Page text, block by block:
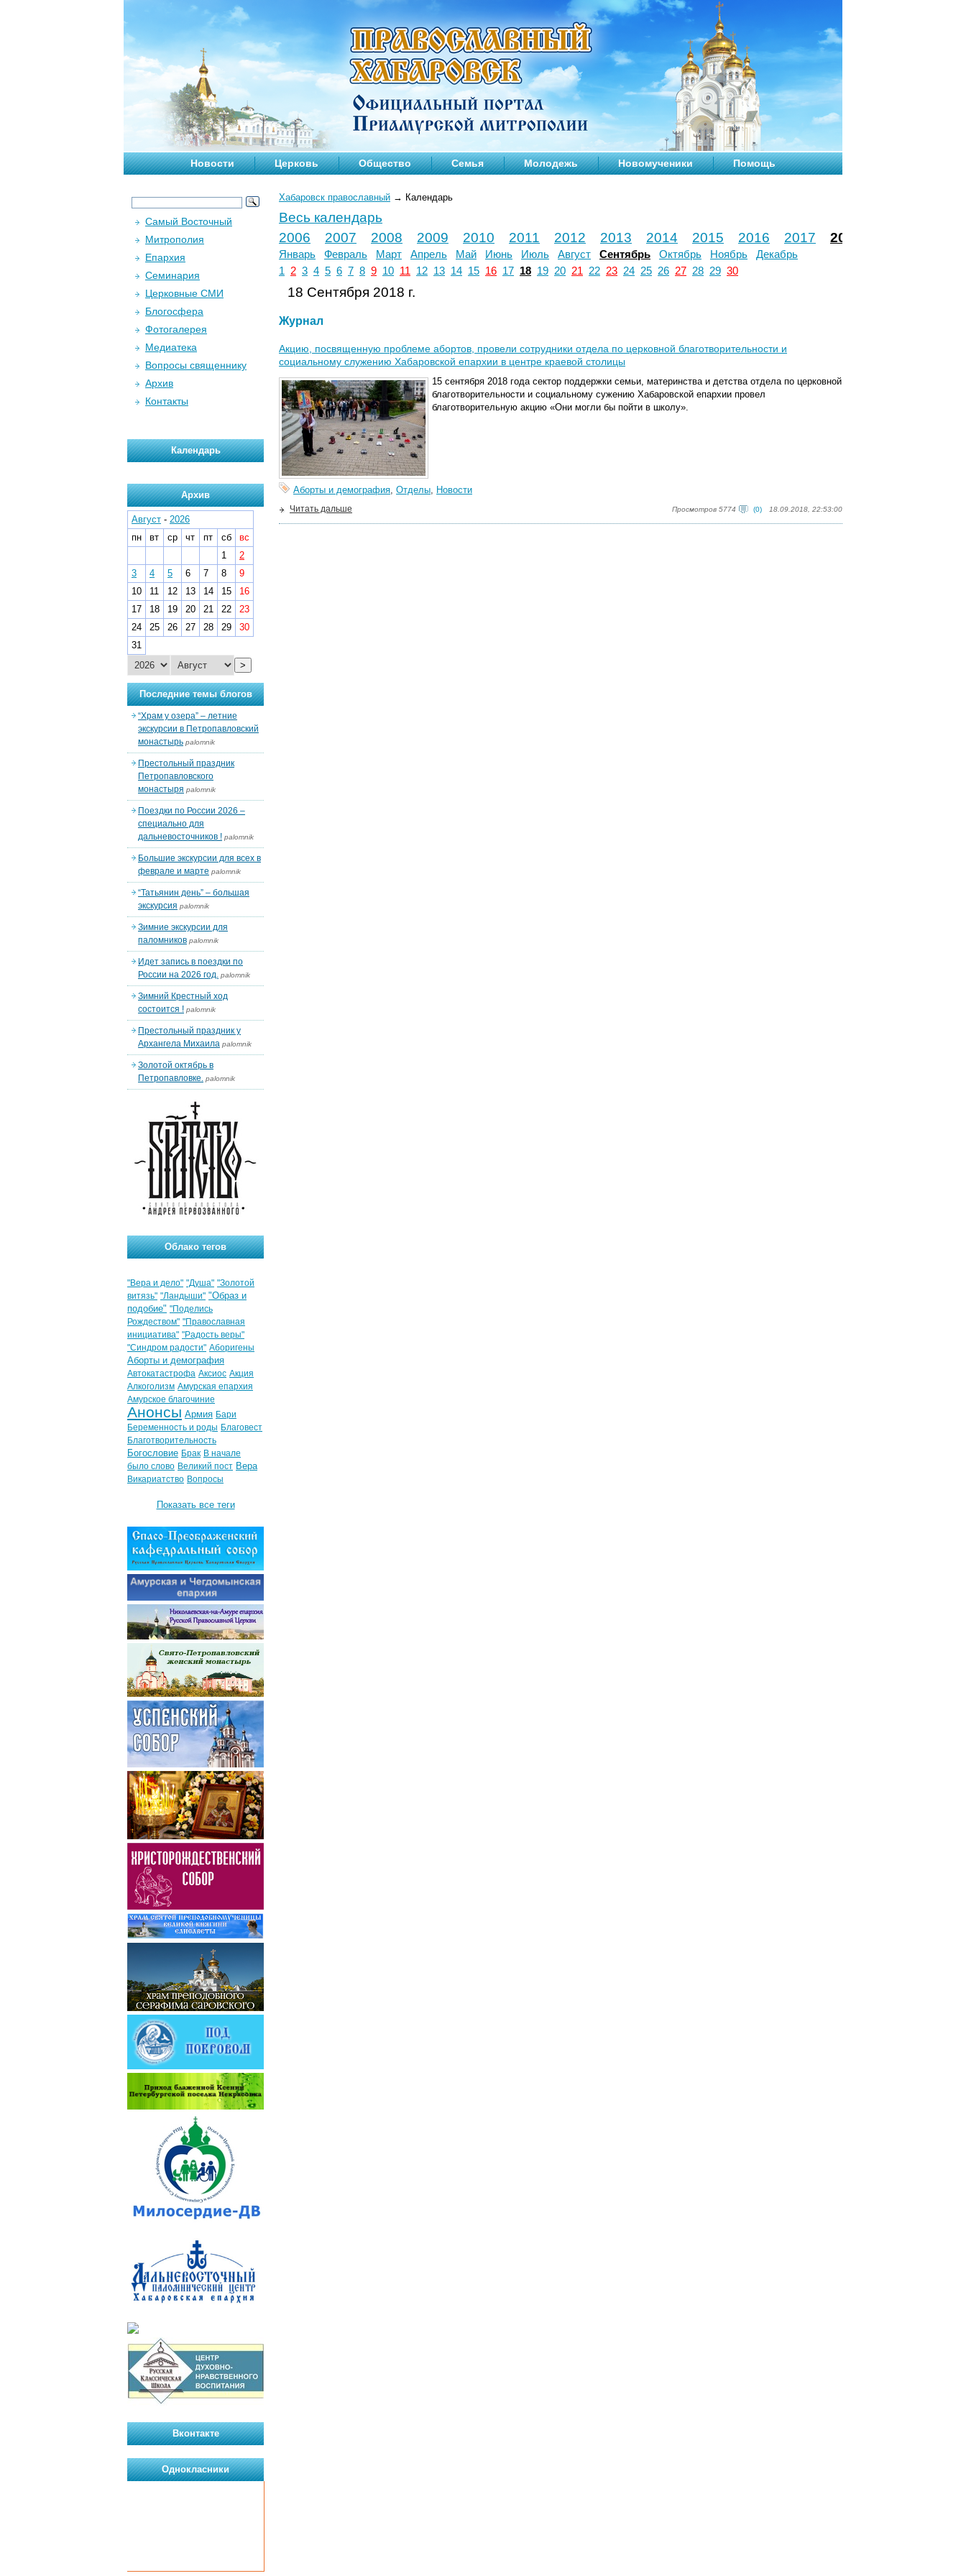
Новости Церковь Общество Семья Молодежь Новомученики Помощь
Хабаровск православный → Календарь
Весь календарь
2006
2007 2008 2009 2010 2011 2012 2013 2014 2015 2016 2017 2018
Январь Февраль Март Апрель Май Июнь Июль Август Сентябрь Октябрь Ноябрь
Декабрь
1
2 3 4 5 6 7 8 9 10 11 12 13 14 15 16 17 18 19 20 21 22 23 24 25 26 27 28 29 30
18 Сентября 2018 г.
Журнал
Акцию, посвященную проблеме абортов, провели сотрудники отдела по церковной благотворительности и
социальному служению Хабаровской епархии в центре краевой столицы
15 сентября 2018 года сектор поддержки семьи, материнства и детства отдела по церковной
благотворительности и социальному сужению Хабаровской епархии провел
благотворительную акцию «Они могли бы пойти в школу».
Аборты и демография, Отделы, Новости
Просмотров 5774 (0) 18.09.2018, 22:53:00
Читать дальше
Самый Восточный
Митрополия
Епархия
Семинария
Церковные СМИ
Блогосфера
Фотогалерея
Медиатека
Вопросы священнику
Архив
Контакты
Календарь
Архив
Август - 2026
пн
вт ср чт пт сб
вс
1
2
3
4 5 6 7 8
9
10
11 12 13 14 15
16
17
18 19 20 21 22
23
24
25 26 27 28 29
30
31
>
Последние темы блогов
“Храм у озера” – летние
экскурсии в Петропавловский
монастырь palomnik
Престольный праздник
Петропавловского
монастыря palomnik
Поездки по России 2026 –
специально для
дальневосточников ! palomnik
Большие экскурсии для всех в
феврале и марте palomnik
“Татьянин день” – большая
экскурсия palomnik
Зимние экскурсии для
паломников palomnik
Идет запись в поездки по
России на 2026 год. palomnik
Зимний Крестный ход
состоится ! palomnik
Престольный праздник у
Архангела Михаила palomnik
Золотой октябрь в
Петропавловке. palomnik
Облако тегов
"Вера и дело" "Душа" "Золотой
витязь" "Ландыши" "Образ и
подобие" "Поделись
Рождеством" "Православная
инициатива" "Радость веры"
"Синдром радости" Аборигены
Аборты и демография
Автокатастрофа Аксиос Акция
Алкоголизм Амурская епархия
Амурское благочиние
Анонсы Армия Бари
Беременность и роды Благовест
Благотворительность
Богословие Брак В начале
было слово Великий пост Вера
Викариатство Вопросы
Показать все теги
Вконтакте
Однокласники